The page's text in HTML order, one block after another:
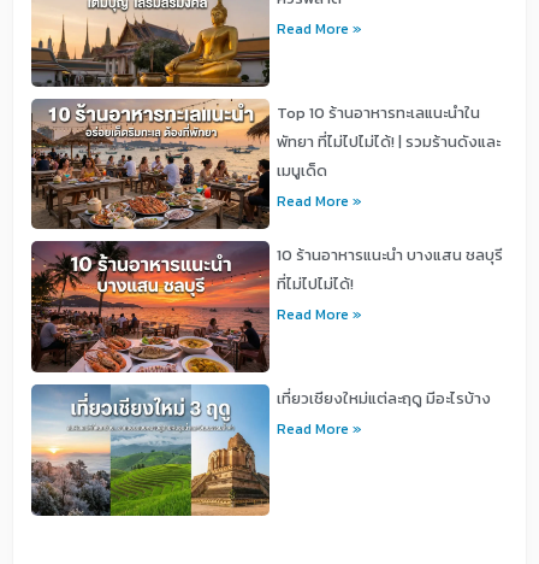
Read More »
Top 10 ร้านอาหารทะเลแนะนำใน
พัทยา ที่ไม่ไปไม่ได้! | รวมร้านดังและ
เมนูเด็ด
Read More »
10 ร้านอาหารแนะนำ บางแสน ชลบุรี
ที่ไม่ไปไม่ได้!
Read More »
เที่ยวเชียงใหม่แต่ละฤดู มีอะไรบ้าง
Read More »